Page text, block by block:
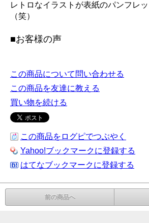
レトロなイラストが表紙のパンフレ
（笑）
■お客様の声
この商品について問い合わせる
この商品を友達に教える
買い物を続ける
この商品をログピでつぶやく
Yahoo!ブックマークに登録する
はてなブックマークに登録する
前の商品へ